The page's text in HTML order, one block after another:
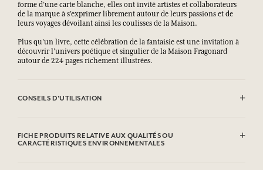
forme d’une carte blanche, elles ont invité artistes et collaborateurs
de la marque à s’exprimer librement autour de leurs passions et de
leurs voyages dévoilant ainsi les coulisses de la Maison.
Plus qu’un livre, cette célébration de la fantaisie est une invitation à
découvrir l’univers poétique et singulier de la Maison Fragonard
autour de 224 pages richement illustrées.
CONSEILS D'UTILISATION
FICHE PRODUITS RELATIVE AUX QUALITÉS OU
CARACTÉRISTIQUES ENVIRONNEMENTALES